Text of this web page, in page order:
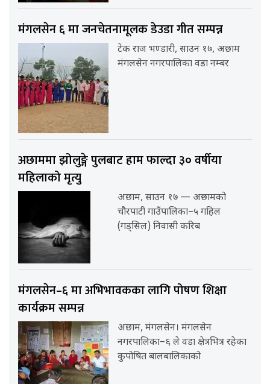
मंगलसेन ६ मा जनचेतनामूलक डेउडा गीत सम्पन्न
टेक राज भण्डारी, साउन १७, अछाम
मंगलसेन नगरपालिका वडा नम्बर
अछाममा झोलुङ्गे पुलबाट हाम फाल्दा ३० वर्षीया
महिलाको मृत्यु
अछाम, साउन १७ — अछामको
चौरपाटी गाउँपालिका–५ गहिल
(गड्सिल) निवासी करिब
मंगलसेन–६ मा अभिभावकका लागि पोषण शिक्षा
कार्यक्रम सम्पन्न
अछाम, मंगलसेन। मंगलसेन
नगरपालिका–६ ले वडा क्षेत्रभित्र रहेका
कुपोषित बालबालिकाको